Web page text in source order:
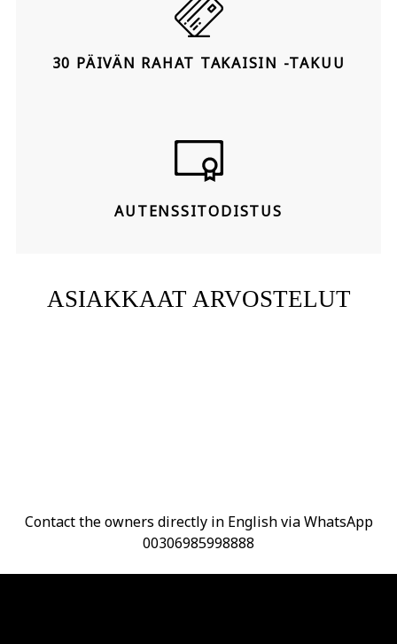
30 PÄIVÄN RAHAT TAKAISIN -TAKUU
AUTENSSITODISTUS
ASIAKKAAT ARVOSTELUT
Contact the owners directly in English via WhatsApp
00306985998888